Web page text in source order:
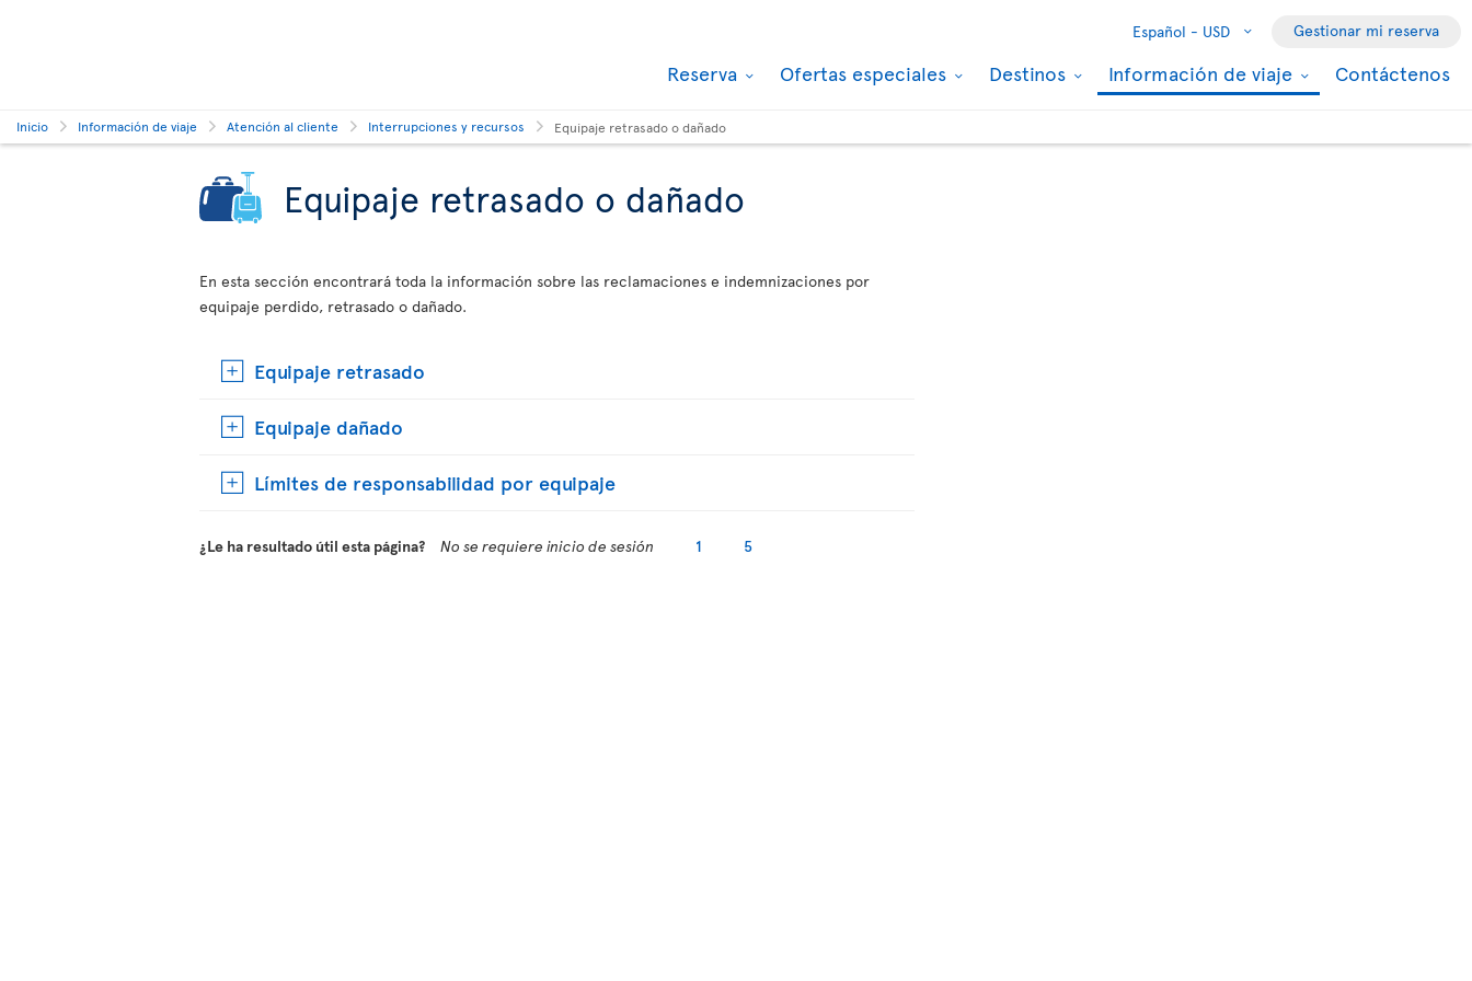
Español - USD Gestionar mi reserva
Reserva Ofertas especiales Destinos Información de viaje Contáctenos
Inicio Información de viaje Atención al cliente Interrupciones y recursos Equipaje retrasado o dañado
Equipaje retrasado o dañado
En esta sección encontrará toda la información sobre las reclamaciones e indemnizaciones por
equipaje perdido, retrasado o dañado.
Equipaje retrasado
Equipaje dañado
Límites de responsabilidad por equipaje
¿Le ha resultado útil esta página? No se requiere inicio de sesión 1 5